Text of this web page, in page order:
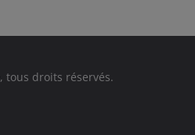
, tous droits réservés.